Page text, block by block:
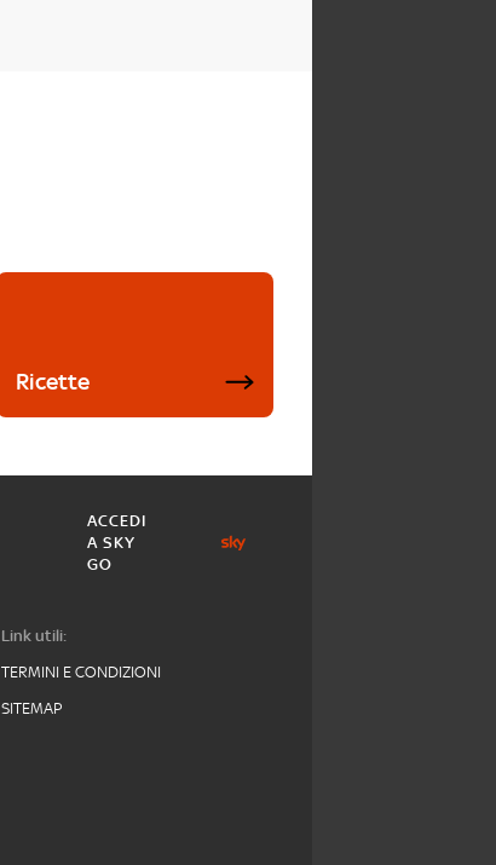
Ricette
ACCEDI
A SKY
GO
Link utili:
TERMINI E CONDIZIONI
SITEMAP